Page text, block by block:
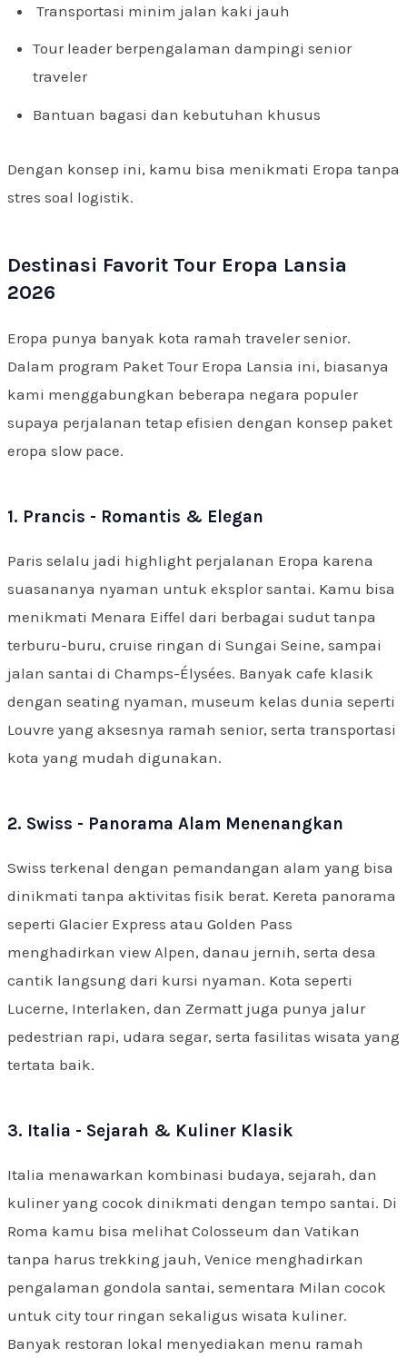
Transportasi minim jalan kaki jauh
Tour leader berpengalaman dampingi senior
traveler
Bantuan bagasi dan kebutuhan khusus
Dengan konsep ini, kamu bisa menikmati Eropa tanpa
stres soal logistik.
Destinasi Favorit Tour Eropa Lansia
2026
Eropa punya banyak kota ramah traveler senior.
Dalam program Paket Tour Eropa Lansia ini, biasanya
kami menggabungkan beberapa negara populer
supaya perjalanan tetap efisien dengan konsep paket
eropa slow pace.
1. Prancis - Romantis & Elegan
Paris selalu jadi highlight perjalanan Eropa karena
suasananya nyaman untuk eksplor santai. Kamu bisa
menikmati Menara Eiffel dari berbagai sudut tanpa
terburu-buru, cruise ringan di Sungai Seine, sampai
jalan santai di Champs-Élysées. Banyak cafe klasik
dengan seating nyaman, museum kelas dunia seperti
Louvre yang aksesnya ramah senior, serta transportasi
kota yang mudah digunakan.
2. Swiss - Panorama Alam Menenangkan
Swiss terkenal dengan pemandangan alam yang bisa
dinikmati tanpa aktivitas fisik berat. Kereta panorama
seperti Glacier Express atau Golden Pass
menghadirkan view Alpen, danau jernih, serta desa
cantik langsung dari kursi nyaman. Kota seperti
Lucerne, Interlaken, dan Zermatt juga punya jalur
pedestrian rapi, udara segar, serta fasilitas wisata yang
tertata baik.
3. Italia - Sejarah & Kuliner Klasik
Italia menawarkan kombinasi budaya, sejarah, dan
kuliner yang cocok dinikmati dengan tempo santai. Di
Roma kamu bisa melihat Colosseum dan Vatikan
tanpa harus trekking jauh, Venice menghadirkan
pengalaman gondola santai, sementara Milan cocok
untuk city tour ringan sekaligus wisata kuliner.
Banyak restoran lokal menyediakan menu ramah